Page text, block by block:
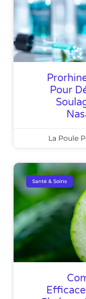
Pour
La Poule
Santé & Soins